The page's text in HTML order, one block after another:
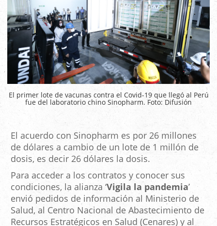
El primer lote de vacunas contra el Covid-19 que llegó al Perú
fue del laboratorio chino Sinopharm. Foto: Difusión
El acuerdo con Sinopharm es por 26 millones
de dólares a cambio de un lote de 1 millón de
dosis, es decir 26 dólares la dosis.
Para acceder a los contratos y conocer sus
condiciones, la alianza ‘Vigila la pandemia’
envió pedidos de información al Ministerio de
Salud, al Centro Nacional de Abastecimiento de
Recursos Estratégicos en Salud (Cenares) y al